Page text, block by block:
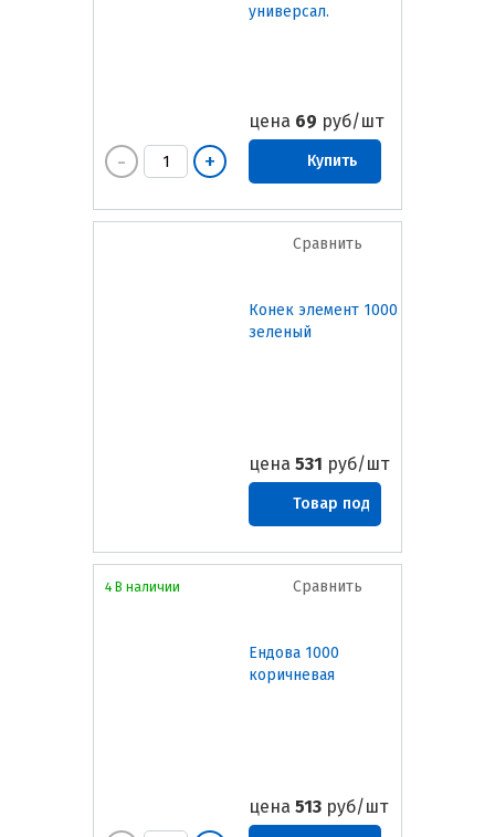
универсал.
цена 69 руб/шт
Купить
Сравнить
Конек элемент 1000
зеленый
цена 531 руб/шт
Товар под
заказ
Сравнить
Ендова 1000
коричневая
цена 513 руб/шт
4 В наличии